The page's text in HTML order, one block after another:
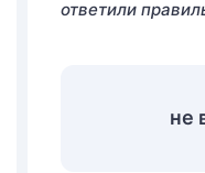
ответили
не